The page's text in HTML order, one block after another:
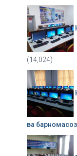
(14,024)
ва